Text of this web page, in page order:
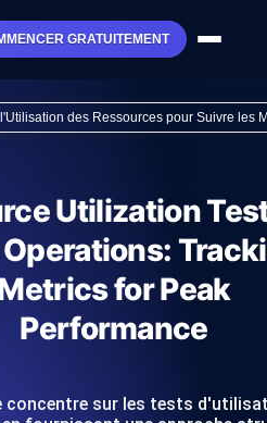
GRATUITEMENT
des Ressources pour Suivre les
Utilization
for Peak
Performance
concentre sur les tests